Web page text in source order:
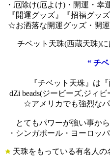
・厄除け(厄よけ)・開運・
『開運グッズ』『招福グッ
☆お洒落な開運グッズ・開
チベット天珠(西蔵天珠)
“ チ
『チベット天珠』は
dZi beads(ジービーズ,ジィ
☆アメリカでも強烈な
とてもパワーが強い事か
・シンガポール・ヨーロッ
天珠をもっている有名人の